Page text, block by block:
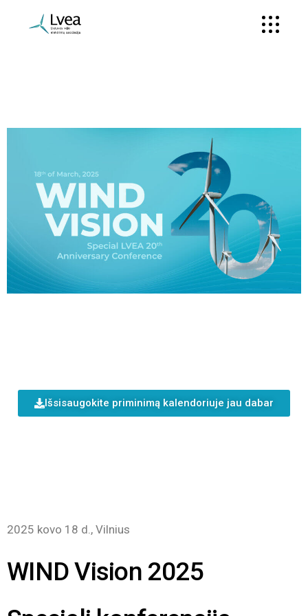
Išsisaugokite priminimą kalendoriuje jau dabar
2025 kovo 18 d., Vilnius
WIND Vision 2025